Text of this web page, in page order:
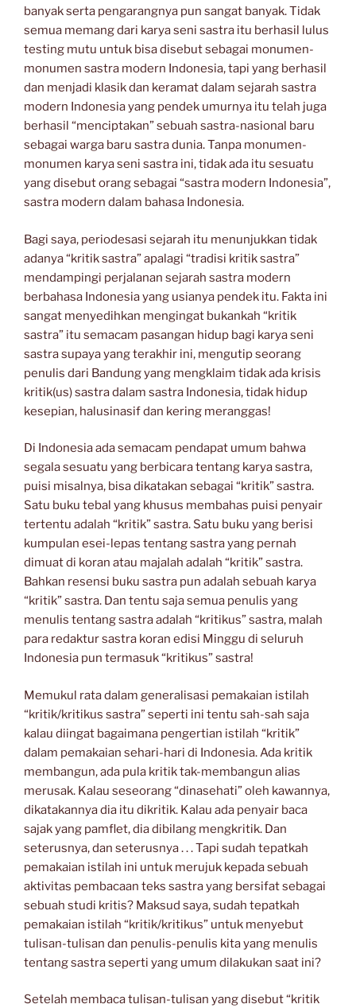
banyak serta pengarangnya pun sangat banyak. Tidak
semua memang dari karya seni sastra itu berhasil lulus
testing mutu untuk bisa disebut sebagai monumen-
monumen sastra modern Indonesia, tapi yang berhasil
dan menjadi klasik dan keramat dalam sejarah sastra
modern Indonesia yang pendek umurnya itu telah juga
berhasil “menciptakan” sebuah sastra-nasional baru
sebagai warga baru sastra dunia. Tanpa monumen-
monumen karya seni sastra ini, tidak ada itu sesuatu
yang disebut orang sebagai “sastra modern Indonesia”,
sastra modern dalam bahasa Indonesia.
Bagi saya, periodesasi sejarah itu menunjukkan tidak
adanya “kritik sastra” apalagi “tradisi kritik sastra”
mendampingi perjalanan sejarah sastra modern
berbahasa Indonesia yang usianya pendek itu. Fakta ini
sangat menyedihkan mengingat bukankah “kritik
sastra” itu semacam pasangan hidup bagi karya seni
sastra supaya yang terakhir ini, mengutip seorang
penulis dari Bandung yang mengklaim tidak ada krisis
kritik(us) sastra dalam sastra Indonesia, tidak hidup
kesepian, halusinasif dan kering meranggas!
Di Indonesia ada semacam pendapat umum bahwa
segala sesuatu yang berbicara tentang karya sastra,
puisi misalnya, bisa dikatakan sebagai “kritik” sastra.
Satu buku tebal yang khusus membahas puisi penyair
tertentu adalah “kritik” sastra. Satu buku yang berisi
kumpulan esei-lepas tentang sastra yang pernah
dimuat di koran atau majalah adalah “kritik” sastra.
Bahkan resensi buku sastra pun adalah sebuah karya
“kritik” sastra. Dan tentu saja semua penulis yang
menulis tentang sastra adalah “kritikus” sastra, malah
para redaktur sastra koran edisi Minggu di seluruh
Indonesia pun termasuk “kritikus” sastra!
Memukul rata dalam generalisasi pemakaian istilah
“kritik/kritikus sastra” seperti ini tentu sah-sah saja
kalau diingat bagaimana pengertian istilah “kritik”
dalam pemakaian sehari-hari di Indonesia. Ada kritik
membangun, ada pula kritik tak-membangun alias
merusak. Kalau seseorang “dinasehati” oleh kawannya,
dikatakannya dia itu dikritik. Kalau ada penyair baca
sajak yang pamflet, dia dibilang mengkritik. Dan
seterusnya, dan seterusnya . . . Tapi sudah tepatkah
pemakaian istilah ini untuk merujuk kepada sebuah
aktivitas pembacaan teks sastra yang bersifat sebagai
sebuah studi kritis? Maksud saya, sudah tepatkah
pemakaian istilah “kritik/kritikus” untuk menyebut
tulisan-tulisan dan penulis-penulis kita yang menulis
tentang sastra seperti yang umum dilakukan saat ini?
Setelah membaca tulisan-tulisan yang disebut “kritik